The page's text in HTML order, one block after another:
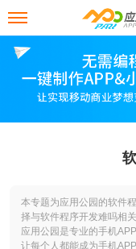
本专题为应用公园的软件
择与软件程序开发难吗相关
应用公园是专业的手机
让每个人都能成为手机